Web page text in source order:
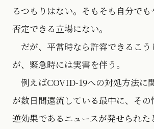
るつもりはない。そもそも自分で
否定できる立場にない。
だが、平常時なら許容できるこう
が、緊急時には実害を伴う。
例えばCOVID-19への対処方法に
が数日間還流している最中に、そ
逆効果であるニュースが発せられた